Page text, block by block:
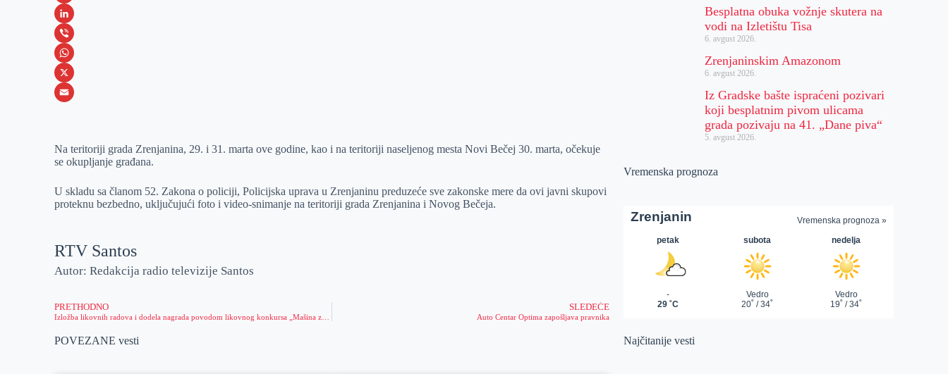
a
c
e
b
o
M
e
s
s
e
e
L
i
n
k
I
V
i
b
W
h
s
p
p
X
a
l
Na teritoriji grada Zrenjanina, 29. i 31. marta ove godine, kao i na teritoriji naseljenog mesta Novi Bečej 30. marta, očekuje
se okupljanje građana.
U skladu sa članom 52. Zakona o policiji, Policijska uprava u Zrenjaninu preduzeće sve zakonske mere da ovi javni skupovi
proteknu bezbedno, uključujući foto i video-snimanje na teritoriji grada Zrenjanina i Novog Bečeja.
RTV Santos
Autor: Redakcija radio televizije Santos
PRETHODNO SLEDEĆE
Auto Centar Optima zapošljava pravnika
POVEZANE vesti
Besplatna obuka vožnje skutera na
vodi na Izletištu Tisa
6. avgust 2026.
Zrenjaninskim Amazonom
6. avgust 2026.
Iz Gradske bašte ispraćeni pozivari
koji besplatnim pivom ulicama
grada pozivaju na 41. „Dane piva“
5. avgust 2026.
Vremenska prognoza
Najčitanije vesti